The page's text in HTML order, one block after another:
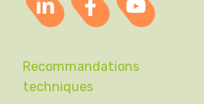
Recommandations
techniques